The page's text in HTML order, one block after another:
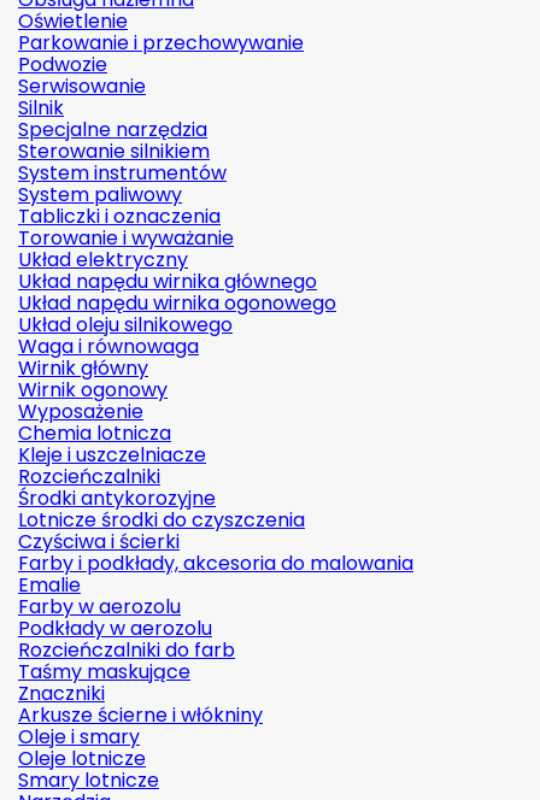
Oświetlenie
Parkowanie i przechowywanie
Podwozie
Serwisowanie
Silnik
Specjalne narzędzia
Sterowanie silnikiem
System instrumentów
System paliwowy
Tabliczki i oznaczenia
Torowanie i wyważanie
Układ elektryczny
Układ napędu wirnika głównego
Układ napędu wirnika ogonowego
Układ oleju silnikowego
Waga i równowaga
Wirnik główny
Wirnik ogonowy
Wyposażenie
Chemia lotnicza
Kleje i uszczelniacze
Rozcieńczalniki
Środki antykorozyjne
Lotnicze środki do czyszczenia
Czyściwa i ścierki
Farby i podkłady, akcesoria do malowania
Emalie
Farby w aerozolu
Podkłady w aerozolu
Rozcieńczalniki do farb
Taśmy maskujące
Znaczniki
Arkusze ścierne i włókniny
Oleje i smary
Oleje lotnicze
Smary lotnicze